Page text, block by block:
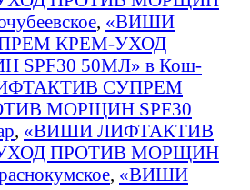
, «ВИШИ
КРЕМ-УХОД
50МЛ» в Кош-
СУПРЕМ
МОРЩИН SPF30
, «ВИШИ ЛИФТАКТИВ
ПРОТИВ МОРЩИН
, «ВИШИ